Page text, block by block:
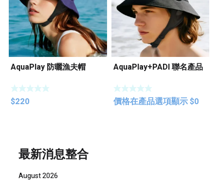
AquaPlay 防曬漁夫帽
$220
AquaPlay+PADI 聯名產品
價格在產品選項顯示$0
最新消息整合
August 2026